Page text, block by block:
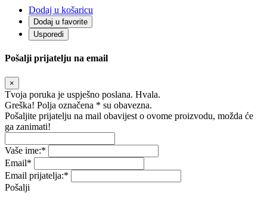
Dodaj u košaricu
Dodaj u favorite
Usporedi
Pošalji prijatelju na email
×
Tvoja poruka je uspješno poslana. Hvala.
Greška! Polja označena * su obavezna.
Pošaljite prijatelju na mail obavijest o ovome proizvodu, možda će
ga zanimati!
Vaše ime:*
Email*
Email prijatelja:*
Pošalji